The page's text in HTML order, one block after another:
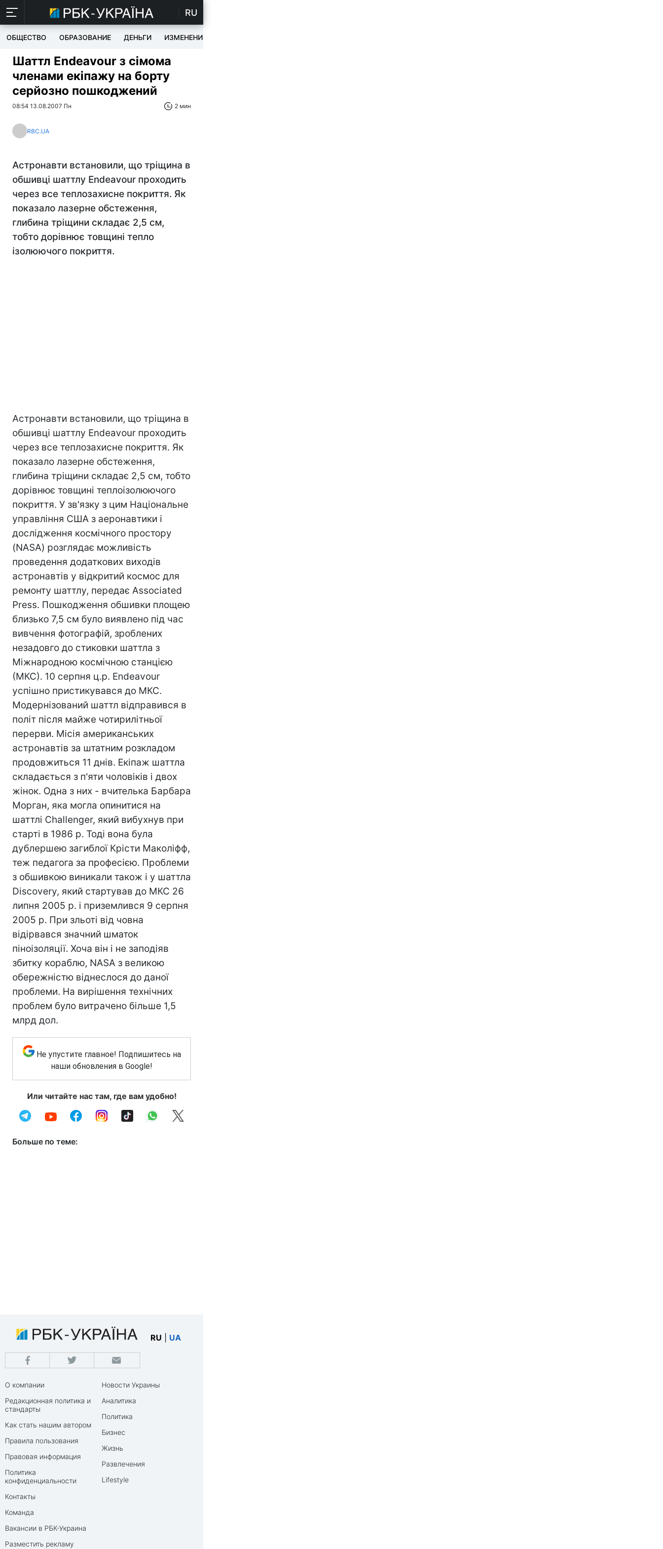
RU
ОБЩЕСТВО ОБРАЗОВАНИЕ ДЕНЬГИ ИЗМЕНЕНИЯ
Шаттл Endeavour з сімома
членами екіпажу на борту
серйозно пошкоджений
08:54 13.08.2007 Пн 2 мин
RBC.UA
Астронавти встановили, що тріщина в
обшивці шаттлу Endeavour проходить
через все теплозахисне покриття. Як
показало лазерне обстеження,
глибина тріщини складає 2,5 см,
тобто дорівнює товщині тепло
ізолюючого покриття.
Астронавти встановили, що тріщина в
обшивці шаттлу Endeavour проходить
через все теплозахисне покриття. Як
показало лазерне обстеження,
глибина тріщини складає 2,5 см, тобто
дорівнює товщині теплоізолюючого
покриття. У зв'язку з цим Національне
управління США з аеронавтики і
дослідження космічного простору
(NASA) розглядає можливість
проведення додаткових виходів
астронавтів у відкритий космос для
ремонту шаттлу, передає Associated
Press. Пошкодження обшивки площею
близько 7,5 см було виявлено під час
вивчення фотографій, зроблених
незадовго до стиковки шаттла з
Міжнародною космічною станцією
(МКС). 10 серпня ц.р. Endeavour
успішно пристикувався до МКС.
Модернізований шаттл відправився в
політ після майже чотирилітньої
перерви. Місія американських
астронавтів за штатним розкладом
продовжиться 11 днів. Екіпаж шаттла
складається з п'яти чоловіків і двох
жінок. Одна з них - вчителька Барбара
Морган, яка могла опинитися на
шаттлі Challenger, який вибухнув при
старті в 1986 р. Тоді вона була
дублершею загиблої Крісти Маколіфф,
теж педагога за професією. Проблеми
з обшивкою виникали також і у шаттла
Discovery, який стартував до МКС 26
липня 2005 р. і приземлився 9 серпня
2005 р. При зльоті від човна
відірвався значний шматок
піноізоляції. Хоча він і не заподіяв
збитку кораблю, NASA з великою
обережністю віднеслося до даної
проблеми. На вирішення технічних
проблем було витрачено більше 1,5
млрд дол.
Не упустите главное! Подпишитесь на
наши обновления в Google!
Или читайте нас там, где вам удобно!
Больше по теме:
RU UA
О компании
Редакционная политика и
стандарты
Как стать нашим автором
Правила пользования
Правовая информация
Политика
конфиденциальности
Контакты
Команда
Вакансии в РБК-Украина
Разместить рекламу
Новости Украины
Аналитика
Политика
Бизнес
Жизнь
Развлечения
Lifestyle